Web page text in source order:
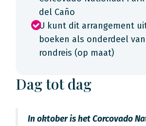
del Caño
U kunt dit arrangement
boeken als onderdeel
rondreis (op maat)
Dag tot dag
In oktober is het Corcovado